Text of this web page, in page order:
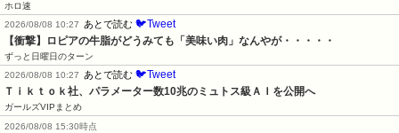
ホロ速
2026/08/08 10:27
あとで読む 🐦Tweet
【衝撃】ロピアの牛脂がどうみても「美味い肉」なんやが・・・・・
ずっと日曜日のターン
2026/08/08 10:27
あとで読む 🐦Tweet
Ｔｉｋｔｏｋ社、パラメーター数10兆のミュトス級ＡＩを公開へ
ガールズVIPまとめ
2026/08/08 15:30時点